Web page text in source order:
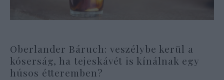
Oberlander Báruch: veszélybe kerül a
kóserság, ha tejeskávét is kínálnak egy
húsos étteremben?